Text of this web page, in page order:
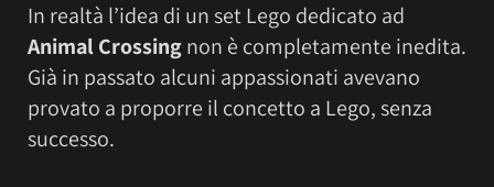
In realtà l’idea di un set Lego dedicato ad
Animal Crossingnon è completamente inedita.
Già in passato alcuni appassionati avevano
provato a proporre il concetto a Lego, senza
successo.